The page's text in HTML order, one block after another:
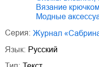
вязание крючком
модные
Серия:
Журнал
Язык: Русский